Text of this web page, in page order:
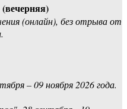
(онлайн), без отрыва от
– 09 ноября 2026 года.